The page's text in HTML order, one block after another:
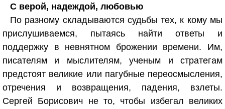
С верой, надеждой, любовью
По разному складываются судьбы тех, к кому мы
прислушиваемся, пытаясь найти ответы и
поддержку в невнятном брожении времени. Им,
писателям и мыслителям, ученым и стратегам
предстоят великие или пагубные переосмысления,
отречения и возвращения, падения, взлеты.
Сергей Борисович не то, чтобы избегал великих